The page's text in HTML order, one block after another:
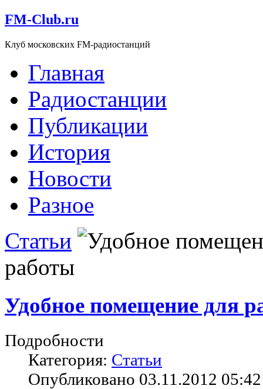
FM-Club.ru
Клуб московских FM-радиостанций
Главная
Радиостанции
Публикации
История
Новости
Разное
Статьи
работы
Удобное помещение для
Подробности
Категория: Статьи
Опубликовано 03.11.2012 05:42